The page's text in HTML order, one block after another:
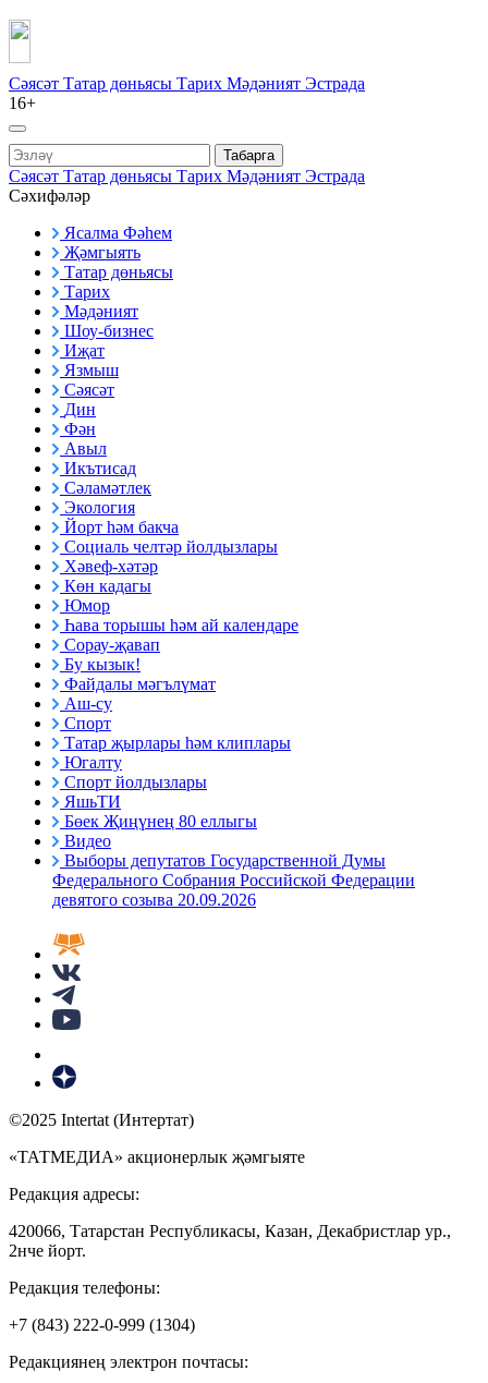
Сәясәт Татар дөньясы Тарих Мәдәният Эстрада
16+
Табарга
Сәясәт Татар дөньясы Тарих Мәдәният Эстрада
Сәхифәләр
Ясалма Фәһем
Җәмгыять
Татар дөньясы
Тарих
Мәдәният
Шоу-бизнес
Иҗат
Язмыш
Сәясәт
Дин
Фән
Авыл
Икътисад
Сәламәтлек
Экология
Йорт һәм бакча
Социаль челтәр йолдызлары
Хәвеф-хәтәр
Көн кадагы
Юмор
Һава торышы һәм ай календаре
Сорау-җавап
Бу кызык!
Файдалы мәгълүмат
Аш-су
Спорт
Татар җырлары һәм клиплары
Югалту
Спорт йолдызлары
ЯшьТИ
Бөек Җиңүнең 80 еллыгы
Видео
Выборы депутатов Государственной Думы
Федерального Собрания Российской Федерации
девятого созыва 20.09.2026
©2025 Intertat (Интертат)
«ТАТМЕДИА» акционерлык җәмгыяте
Редакция адресы:
420066, Татарстан Республикасы, Казан, Декабристлар ур.,
2нче йорт.
Редакция телефоны:
+7 (843) 222-0-999 (1304)
Редакциянең электрон почтасы: